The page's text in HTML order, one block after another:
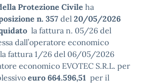
Protezione Civile ha
n. 357 del 20/05/2026
la fattura n. 05/26 del
dall’operatore economico
la fattura 1/26 del 06/05/2026
economico EVOTEC S.R.L. per
euro 664.596,51 per il